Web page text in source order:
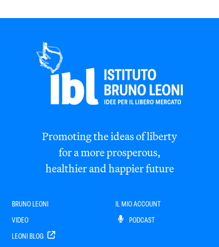
Promoting the ideas of liberty
for a more prosperous,
healthier and happier future
BRUNO LEONI
VIDEO
LEONI BLOG
IL MIO ACCOUNT
PODCAST